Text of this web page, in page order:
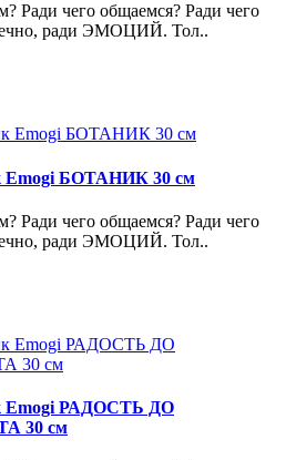
Ради чего общаемся? Ради чего
ради ЭМОЦИЙ. Тол..
Emogi БОТАНИК 30 см
Ради чего общаемся? Ради чего
ради ЭМОЦИЙ. Тол..
Emogi РАДОСТЬ ДО
30 см